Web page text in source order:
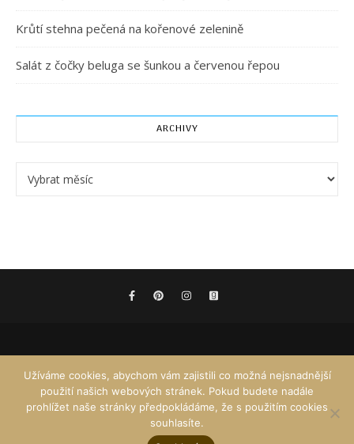
Krůtí stehna pečená na kořenové zelenině
Salát z čočky beluga se šunkou a červenou řepou
ARCHIVY
Užíváme cookies, abychom vám zajistili co možná nejsnadnější
použití našich webových stránek. Pokud budete nadále
prohlížet naše stránky předpokládáme, že s použitím cookies
souhlasíte.